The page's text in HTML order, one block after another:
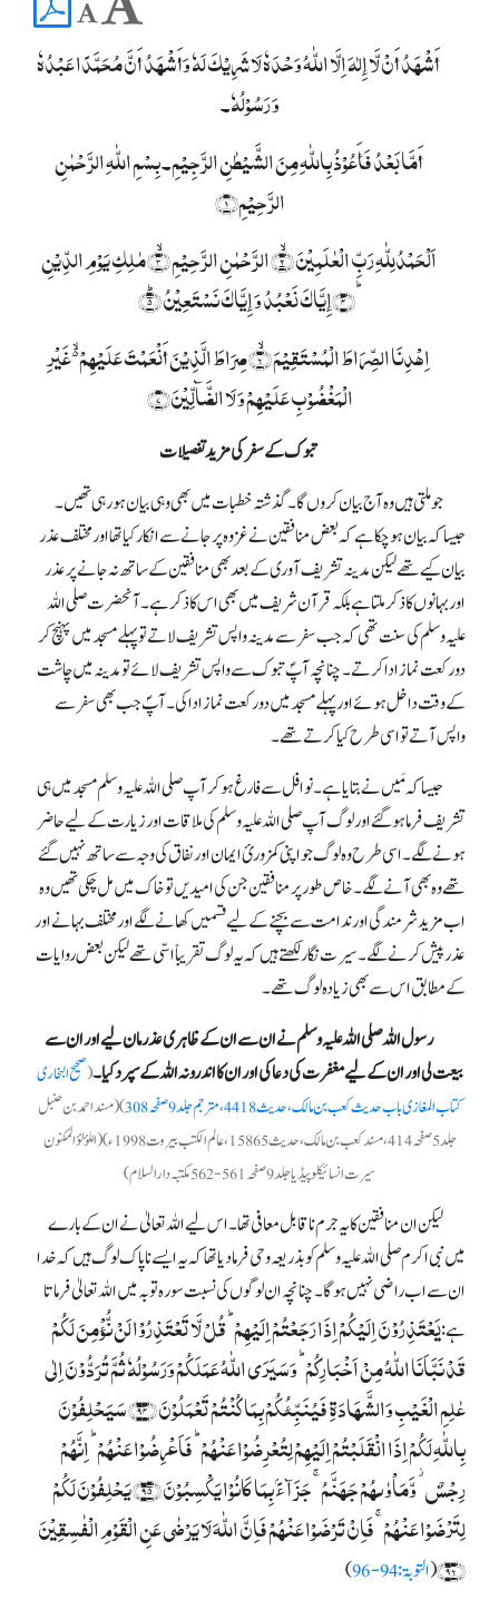
أَشْھَدُ أَنْ لَّا إِلٰہَ اِلَّا اللّٰہُ وَحْدَہٗ لَا شَرِیْکَ لَہٗ وَأَشْھَدُ أَنَّ مُحَمَّدًا عَبْدُہٗ
وَ رَسُوْلُہٗ۔
أَمَّا بَعْدُ فَأَعُوْذُ بِاللّٰہِ مِنَ الشَّیْطٰنِ الرَّجِیْمِ۔ بِسۡمِ اللّٰہِ الرَّحۡمٰنِ
الرَّحِیۡمِ﴿۱﴾
اَلۡحَمۡدُلِلّٰہِ رَبِّ الۡعٰلَمِیۡنَ ۙ﴿۲﴾ الرَّحۡمٰنِ الرَّحِیۡمِ ۙ﴿۳﴾ مٰلِکِ یَوۡمِ الدِّیۡنِ
ؕ﴿۴﴾إِیَّاکَ نَعۡبُدُ وَ إِیَّاکَ نَسۡتَعِیۡنُ ؕ﴿۵﴾
اِہۡدِنَا الصِّرَاطَ الۡمُسۡتَقِیۡمَ ۙ﴿۶﴾ صِرَاطَ الَّذِیۡنَ أَنۡعَمۡتَ عَلَیۡہِمۡ ۬ۙ غَیۡرِ
الۡمَغۡضُوۡبِ عَلَیۡہِمۡ وَ لَا الضَّآلِّیۡنَ﴿۷﴾
تبوک کے سفرکی مزید تفصیلات
جو ملتی ہیں وہ آج بیان کروں گا۔ گذشتہ خطبات میں بھی وہی بیان ہورہی تھیں۔
جیسا کہ بیان ہوچکا ہے کہ بعض منافقین نے غزوہ پر جانے سے انکار کیا تھا اور مختلف عذر
بیان کیے تھے لیکن مدینہ تشریف آوری کے بعد بھی منافقین کے ساتھ نہ جانے پر عذر
اور بہانوں کا ذکر ملتا ہے بلکہ قرآن شریف میں بھی اس کا ذکر ہے۔ آنحضرت صلی اللہ
علیہ وسلم کی سنت تھی کہ جب سفر سے مدینہ واپس تشریف لاتے تو پہلے مسجد میں پہنچ کر
دو رکعت نماز ادا کرتے۔ چنانچہ آپؐ تبوک سے واپس تشریف لائے تو مدینہ میں چاشت
کے وقت داخل ہوئے اور پہلے مسجد میں دو رکعت نماز ادا کی۔ آپؐ جب بھی سفر سے
واپس آتے تو اسی طرح کیا کرتے تھے۔
جیسا کہ مَیں نے بتایا ہے۔ نوافل سے فارغ ہوکر آپ صلی اللہ علیہ وسلم مسجد میں ہی
تشریف فرما ہوگئے اور لوگ آپ صلی اللہ علیہ وسلم کی ملاقات اور زیارت کے لیے حاضر
ہونے لگے۔ اسی طرح وہ لوگ جو اپنی کمزوریٔ ایمان اور نفاق کی وجہ سے ساتھ نہیں گئے
تھے وہ بھی آنے لگے۔ خاص طور پر منافقین جن کی امیدیں تو خاک میں مل چکی تھیں وہ
اب مزید شرمندگی اور ندامت سے بچنے کے لیے قسمیں کھانے لگے اور مختلف بہانے اور
عذر پیش کرنے لگے۔ سیرت نگار لکھتے ہیں کہ یہ لوگ تقریباً اسّی تھے لیکن بعض روایات
کے مطابق اس سے بھی زیادہ لوگ تھے۔
رسول اللہ صلی اللہ علیہ وسلم نے ان سے ان کے ظاہری عذر مان لیے اور ان سے
بیعت لی اور ان کے لیے مغفرت کی دعا کی اور ان کا اندرونہ اللہ کے سپرد کیا ۔( صحیح البخاری
کتاب المغازی باب حدیث کعب بن مالک، حدیث 4418، مترجم جلد 9 صفحہ 308
)(مسند احمدبن حنبل
جلد5صفحہ414، مسند کعب بن مالک،حدیث 15865، عالم الکتب بیروت 1998ء)(اللؤلؤ المکنون
سیرت انسائیکلوپیڈیا جلد9صفحہ561-562مکتبہ دارالسلام)
لیکن ان منافقین کا یہ جرم ناقابل معافی تھا۔ اس لیے اللہ تعالیٰ نے ان کے بارے
میں نبی اکرم صلی اللہ علیہ وسلم کو بذریعہ وحی فرما دیا تھا کہ یہ ایسے ناپاک لوگ ہیں کہ خدا
ان سے اب راضی نہیں ہوگا۔ چنانچہ ان لوگوں کی نسبت سورہ توبہ میں اللہ تعالیٰ فرماتا
ہے:یَعۡتَذِرُوۡنَ اِلَیۡکُمۡ اِذَا رَجَعۡتُمۡ اِلَیۡہِمۡ ؕ قُلۡ لَّا تَعۡتَذِرُوۡا لَنۡ نُّؤۡمِنَ لَکُمۡ
قَدۡ نَبَّاَنَا اللّٰہُ مِنۡ اَخۡبَارِکُمۡ ؕ وَسَیَرَی اللّٰہُ عَمَلَکُمۡ وَرَسُوۡلُہٗ ثُمَّ تُرَدُّوۡنَ اِلٰی
عٰلِمِ الۡغَیۡبِ وَالشَّہَادَۃِ فَیُنَبِّئُکُمۡ بِمَا کُنۡتُمۡ تَعۡمَلُوۡنَ ﴿۹۴﴾ سَیَحۡلِفُوۡنَ
بِاللّٰہِ لَکُمۡ اِذَا انۡقَلَبۡتُمۡ اِلَیۡہِمۡ لِتُعۡرِضُوۡا عَنۡہُمۡ ؕ فَاَعۡرِضُوۡا عَنۡہُمۡ ؕ اِنَّہُمۡ
رِجۡسٌ ۫ وَّمَاۡوٰٮہُمۡ جَہَنَّمُ ۚ جَزَآءًۢ بِمَا کَانُوۡا یَکۡسِبُوۡنَ ﴿۹۵﴾ یَحۡلِفُوۡنَ لَکُمۡ
لِتَرۡضَوۡا عَنۡہُمۡ ۚ فَاِنۡ تَرۡضَوۡا عَنۡہُمۡ فَاِنَّ اللّٰہَ لَا یَرۡضٰی عَنِ الۡقَوۡمِ الۡفٰسِقِیۡنَ
﴿۹۶﴾
(التوبۃ:94-96
)